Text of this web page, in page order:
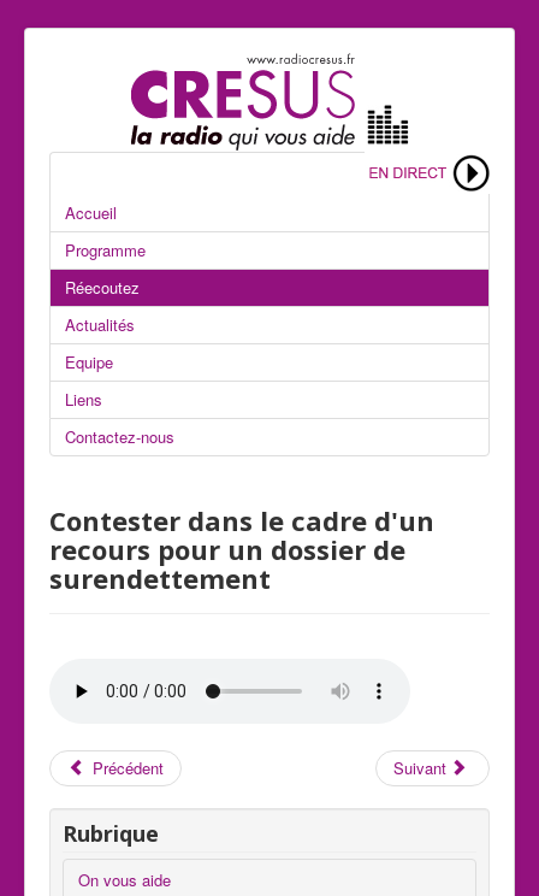
Accueil
Programme
Réecoutez
Actualités
Equipe
Liens
Contactez-nous
Contester dans le cadre d'un
recours pour un dossier de
surendettement
Précédent Suivant
Rubrique
On vous aide